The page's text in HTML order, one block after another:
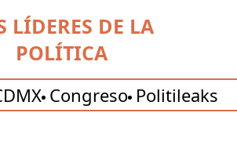
LÍDERES DE LA
POLÍTICA
Congreso Politileaks